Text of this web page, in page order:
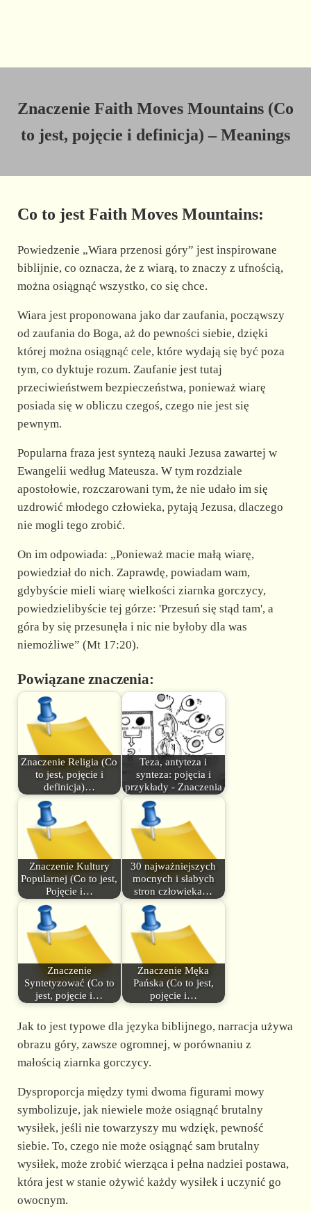
Znaczenie Faith Moves Mountains (Co
to jest, pojęcie i definicja) – Meanings
Co to jest Faith Moves Mountains:
Powiedzenie „Wiara przenosi góry” jest inspirowane
biblijnie, co oznacza, że z wiarą, to znaczy z ufnością,
można osiągnąć wszystko, co się chce.
Wiara jest proponowana jako dar zaufania, począwszy
od zaufania do Boga, aż do pewności siebie, dzięki
której można osiągnąć cele, które wydają się być poza
tym, co dyktuje rozum. Zaufanie jest tutaj
przeciwieństwem bezpieczeństwa, ponieważ wiarę
posiada się w obliczu czegoś, czego nie jest się
pewnym.
Popularna fraza jest syntezą nauki Jezusa zawartej w
Ewangelii według Mateusza. W tym rozdziale
apostołowie, rozczarowani tym, że nie udało im się
uzdrowić młodego człowieka, pytają Jezusa, dlaczego
nie mogli tego zrobić.
On im odpowiada: „Ponieważ macie małą wiarę,
powiedział do nich. Zaprawdę, powiadam wam,
gdybyście mieli wiarę wielkości ziarnka gorczycy,
powiedzielibyście tej górze: 'Przesuń się stąd tam', a
góra by się przesunęła i nic nie byłoby dla was
niemożliwe” (Mt 17:20).
Powiązane znaczenia:
Znaczenie Religia (Co
to jest, pojęcie i
definicja)…
Teza, antyteza i
synteza: pojęcia i
przykłady - Znaczenia
Znaczenie Kultury
Popularnej (Co to jest,
Pojęcie i…
30 najważniejszych
mocnych i słabych
stron człowieka…
Znaczenie
Syntetyzować (Co to
jest, pojęcie i…
Znaczenie Męka
Pańska (Co to jest,
pojęcie i…
Jak to jest typowe dla języka biblijnego, narracja używa
obrazu góry, zawsze ogromnej, w porównaniu z
małością ziarnka gorczycy.
Dysproporcja między tymi dwoma figurami mowy
symbolizuje, jak niewiele może osiągnąć brutalny
wysiłek, jeśli nie towarzyszy mu wdzięk, pewność
siebie. To, czego nie może osiągnąć sam brutalny
wysiłek, może zrobić wierząca i pełna nadziei postawa,
która jest w stanie ożywić każdy wysiłek i uczynić go
owocnym.